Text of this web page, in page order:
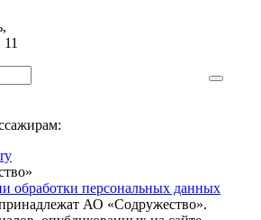
обработки персональных данных
АО «Содружество».